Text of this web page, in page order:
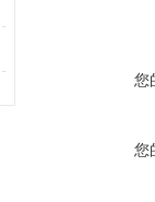
您
您